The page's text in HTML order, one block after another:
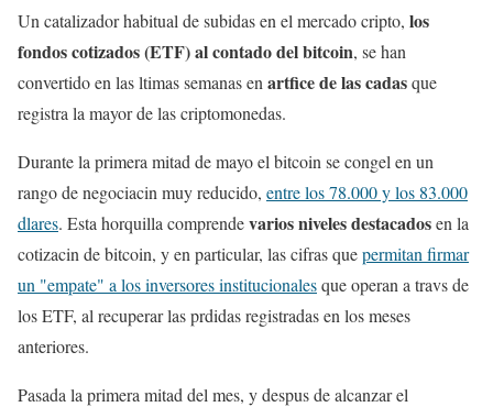
Un catalizador habitual de subidas en el mercado cripto, los
fondos cotizados (ETF) al contado del bitcoin, se han
convertido en las ltimas semanas en artfice de las cadasque
registra la mayor de las criptomonedas.
Durante la primera mitad de mayo el bitcoin se congel en un
rango de negociacin muy reducido, entre los 78.000 y los 83.000
dlares. Esta horquilla comprendevarios niveles destacadosen la
cotizacin de bitcoin, y en particular, las cifras quepermitan firmar
un "empate" a los inversores institucionalesque operan a travs de
los ETF, al recuperar las prdidas registradas en los meses
anteriores.
Pasada la primera mitad del mes, y despus de alcanzar el